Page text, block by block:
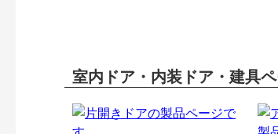
室内ドア・内装ドア・建具